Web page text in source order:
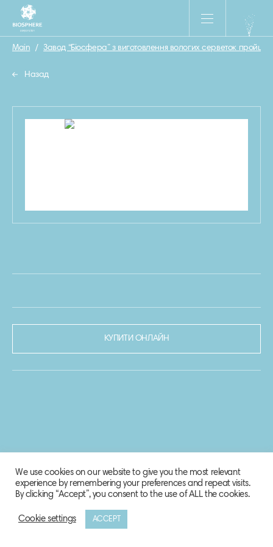
Main / Завод “Біосфера” з виготовлення вологих серветок
Назад
КУПИТИ ОНЛАЙН
© 2020-2021 Biosphere Corporation.
We use cookies on our website to give you the most relevant
experience by remembering your preferences and repeat visits.
By clicking “Accept”, you consent to the use of ALL the cookies.
Cookie settings ACCEPT